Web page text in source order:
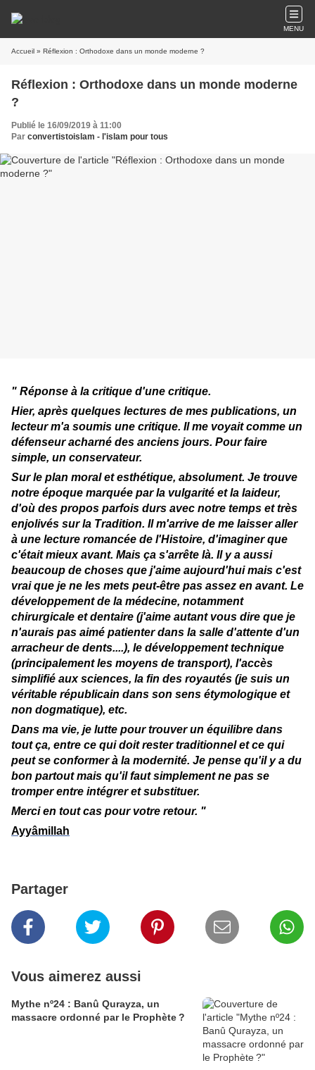
MENU
Accueil » Réflexion : Orthodoxe dans un monde moderne ?
Réflexion : Orthodoxe dans un monde moderne
?
Publié le 16/09/2019 à 11:00
Par convertistoislam - l'islam pour tous
" Réponse à la critique d'une critique.
Hier, après quelques lectures de mes publications, un
lecteur m'a soumis une critique. Il me voyait comme un
défenseur acharné des anciens jours. Pour faire
simple, un conservateur.
Sur le plan moral et esthétique, absolument. Je trouve
notre époque marquée par la vulgarité et la laideur,
d'où des propos parfois durs avec notre temps et très
enjolivés sur la Tradition. Il m'arrive de me laisser aller
à une lecture romancée de l'Histoire, d'imaginer que
c'était mieux avant. Mais ça s'arrête là. Il y a aussi
beaucoup de choses que j'aime aujourd'hui mais c'est
vrai que je ne les mets peut-être pas assez en avant. Le
développement de la médecine, notamment
chirurgicale et dentaire (j'aime autant vous dire que je
n'aurais pas aimé patienter dans la salle d'attente d'un
arracheur de dents....), le développement technique
(principalement les moyens de transport), l'accès
simplifié aux sciences, la fin des royautés (je suis un
véritable républicain dans son sens étymologique et
non dogmatique), etc.
Dans ma vie, je lutte pour trouver un équilibre dans
tout ça, entre ce qui doit rester traditionnel et ce qui
peut se conformer à la modernité. Je pense qu'il y a du
bon partout mais qu'il faut simplement ne pas se
tromper entre intégrer et substituer.
Merci en tout cas pour votre retour. "
Ayyâmillah
Partager
Vous aimerez aussi
Mythe nº24 : Banû Qurayza, un
massacre ordonné par le Prophète ?